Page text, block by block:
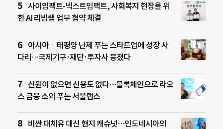
사이임팩트-넥스트임팩트, 사회복지 현장을 위
한 AI 리빙랩 업무 협약 체결
아시아ㆍ태평양 난제 푸는 스타트업에 성장 사
다리…국제기구·재단·투자사 뭉쳤다
신원이 없으면 신용도 없다…블록체인으로 라오
스 금융 소외 푸는 서울랩스
비싼 대체유 대신 현지 캐슈넛…인도네시아의